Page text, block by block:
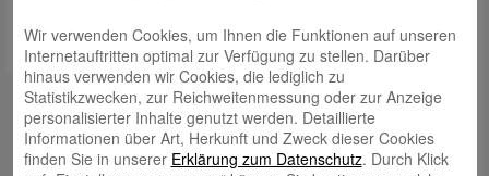
Kontakt
mail@sparkasse-odenwaldkreis.de
Wir verwenden Cookies, um Ihnen die Funktionen auf unseren
Internetauftritten optimal zur Verfügung zu stellen. Darüber
hinaus verwenden wir Cookies, die lediglich zu
Statistikzwecken, zur Reichweitenmessung oder zur Anzeige
personalisierter Inhalte genutzt werden. Detaillierte
Informationen über Art, Herkunft und Zweck dieser Cookies
finden Sie in unserer Erklärung zum Datenschutz. Durch Klick